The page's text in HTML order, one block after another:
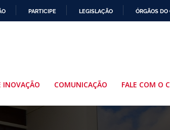
PARTICIPE LEGISLAÇÃO ÓRGÃOS DO
INOVAÇÃO COMUNICAÇÃO FALE COM O